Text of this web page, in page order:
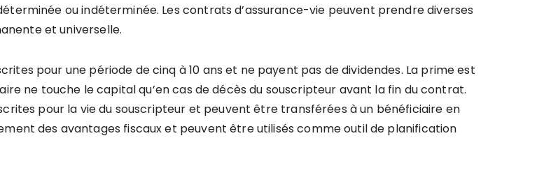
ou indéterminée. Les contrats d’assurance-vie peuvent prendre diverses
et universelle.
pour une période de cinq à 10 ans et ne payent pas de dividendes. La prime est
ne touche le capital qu’en cas de décès du souscripteur avant la fin du contrat.
pour la vie du souscripteur et peuvent être transférées à un bénéficiaire en
des avantages fiscaux et peuvent être utilisés comme outil de planification